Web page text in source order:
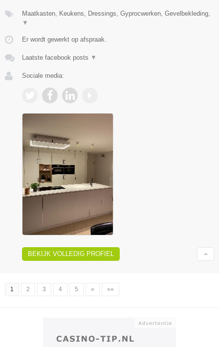
Maatkasten, Keukens, Dressings, Gyprocwerken, Gevelbekleding,
▼
Er wordt gewerkt op afspraak.
Laatste facebook posts ▼
Sociale media:
BEKIJK VOLLEDIG PROFIEL
1 2 3 4 5 » »»